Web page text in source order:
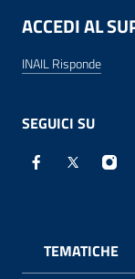
ACCEDI AL
INAIL Risponde
SEGUICI SU
Facebook -
X -
TEMATICHE